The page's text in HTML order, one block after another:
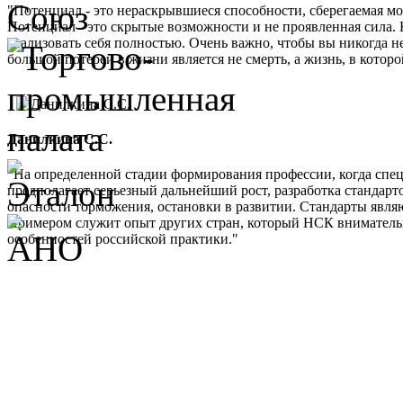
"Потенциал - это нераскрывшиеся способности, сберегаемая
Потенциал - это скрытые возможности и не проявленная
реализовать себя полностью. Очень важно, чтобы вы никогда
большой потерей в жизни является не смерть, а жизнь, в
Данилкина С.С.
"На определенной стадии формирования профессии, когда
предполагает серьезный дальнейший рост, разработка
опасности торможения, остановки в развитии. Стандарты
Примером служит опыт других стран, который НСК
особенностей российской практики."